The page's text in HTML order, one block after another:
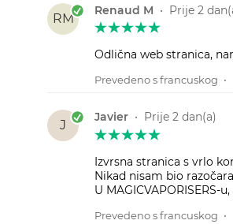
RM
Renaud M • Prije 2
Odlična web stranica,
Prevedeno s francuskog •
J
Javier • Prije 2 dan(a)
Izvrsna stranica s vrlo
Nikad nisam bio
U MAGICVAPORISERS-
Prevedeno s francuskog •